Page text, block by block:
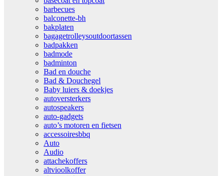
barbecues
balconette-bh
bakplaten
bagagetrolleysoutdoortassen
badpakken
badmode
badminton
Bad en douche
Bad & Douchegel
Baby luiers & doekjes
autoversterkers
autospeakers
auto-gadgets
auto’s motoren en fietsen
accessoiresbbq
Auto
Audio
attachekoffers
altvioolkoffer